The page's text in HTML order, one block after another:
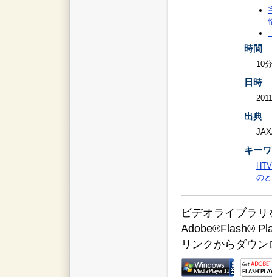
時間
10
日時
出典
キー
の
ビデオライブラ
Adobe®Flash®
リンクからダウ